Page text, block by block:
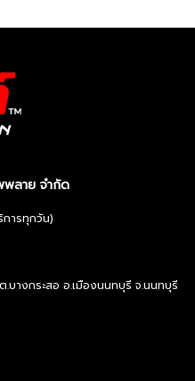
พลาย จำกัด
การทุกวัน)
บางกระสอ อ.เมืองนนทบุรี จ.นนทบุรี